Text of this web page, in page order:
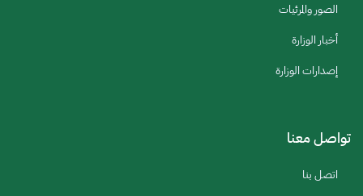
الصور والمرئيات
أخبار الوزارة
إصدارات الوزارة
تواصل معنا
اتصل بنا